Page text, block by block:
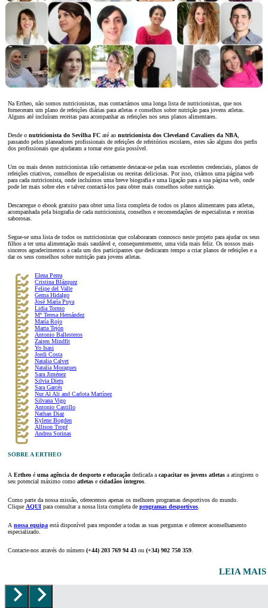
Na Ertheo, não somos nutricionistas, mas contactámos uma longa lista de nutricionistas, que nos
forneceram um plano de refeições diárias para atletas e conselhos sobre nutrição para jovens atletas.
Alguns até incluíram receitas para acompanhar as refeições nos seus planos alimentares.
Desde o nutricionista do Sevilha FC até ao nutricionista dos Cleveland Cavaliers da NBA,
passando pelos planeadores profissionais de refeições de refeitórios escolares, estes são alguns dos perfis
dos profissionais que ajudaram a tornar este guia possível.
Um ou mais destes nutricionistas irão certamente destacar-se pelas suas excelentes credenciais, planos de
refeições criativos, conselhos de especialistas ou receitas deliciosas. Por isso, criámos uma página web
para cada nutricionista, onde incluímos uma breve biografia e uma ligação para a sua página web, onde
pode ler mais sobre eles e talvez contactá-los para obter mais conselhos sobre nutrição.
Descarregue o ebook gratuito para obter uma lista completa de todos os planos alimentares para atletas,
acompanhada pela biografia de cada nutricionista, conselhos e recomendações de especialistas e receitas
saborosas.
Segue-se uma lista de todos os nutricionistas que colaboraram connosco neste projeto para ajudar os seus
filhos a ter uma alimentação mais saudável e, consequentemente, uma vida mais feliz. Os nossos mais
sinceros agradecimentos a cada um dos participantes que dedicaram tempo a criar planos de refeições e a
dar os seus conselhos sobre nutrição para jovens atletas.
Elena Perea
Cristina Blázquez
Felipe del Valle
Gema Hidalgo
José María Puya
Lidia Tormo
Mª Teresa Hernández
María Rojo
Marta Tejón
Antonio Ballesteros
Zairen Mindfit
Yo Isasi
Jordi Costa
Natalia Calvet
Natalia Moragues
Sara Jiménez
Silvia Diets
Sara Garcés
Nur Al Ali and Carlota Martínez
Silvana Vigo
Antonio Castillo
Nathan Diaz
Kylene Bogden
Allison Tropf
Andrea Sorinas
SOBRE A ERTHEO
A Ertheo é uma agência de desporto e educação dedicada a capacitar os jovens atletas a atingirem o
seu potencial máximo como atletas e cidadãos íntegros
Como parte da nossa missão, oferecemos apenas os melhores programas desportivos do mundo.
Clique AQUI para consultar a nossa lista completa de programas desportivos
A nossa equipa está disponível para responder a todas as suas perguntas e oferecer aconselhamento
especializado.
Contacte-nos através do número (+44) 203 769 94 43 ou (+34) 902 750 359
LEIA MAIS